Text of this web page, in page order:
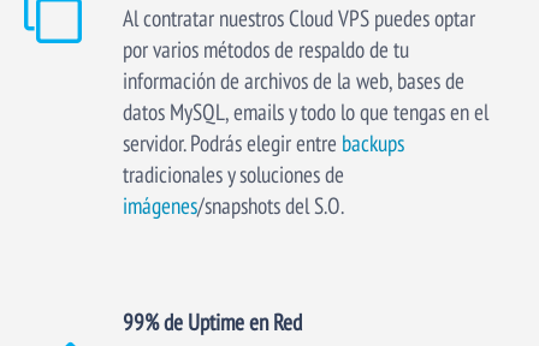
Al contratar nuestros Cloud VPS puedes optar
por varios métodos de respaldo de tu
información de archivos de la web, bases de
datos MySQL, emails y todo lo que tengas en el
servidor. Podrás elegir entre backups
tradicionales y soluciones de
imágenes/snapshots del S.O.
99% de Uptime en Red